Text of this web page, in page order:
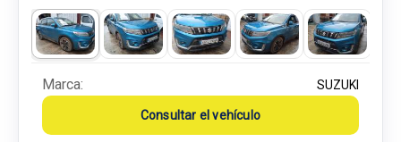
Marca: SUZUKI
Consultar el vehículo